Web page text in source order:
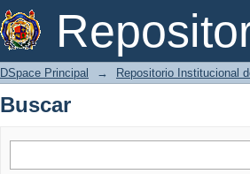
Buscar
DSpace Principal → Repositorio Institucional
Buscar